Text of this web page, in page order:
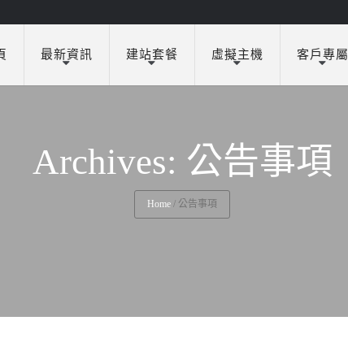
最新資訊 建站套餐 虛擬主機 客戶專屬
Archives: 公告事項
Home / 公告事項